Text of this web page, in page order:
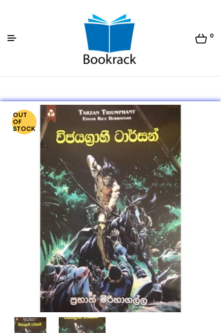
Bookrack.lk
0
OUT
OF
STOCK